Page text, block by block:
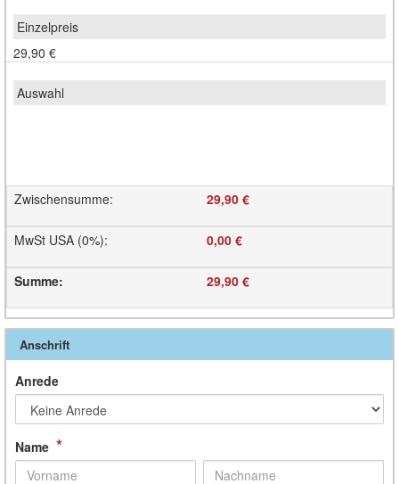
29,90 €
Zwischensumme: 29,90 €
MwSt USA (0%): 0,00 €
Summe: 29,90 €
Anschrift
Anrede
Name *